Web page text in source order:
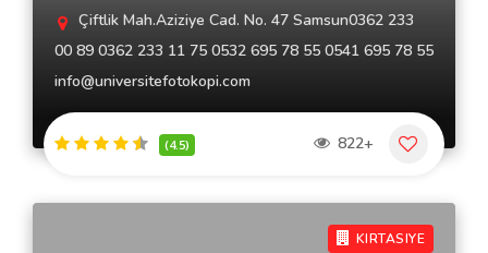
Çiftlik Mah.Aziziye Cad. No. 47 Samsun0362 233
00 89 0362 233 11 75 0532 695 78 55 0541 695 78 55
info@universitefotokopi.com
(4.5) 822+
KIRTASIYE